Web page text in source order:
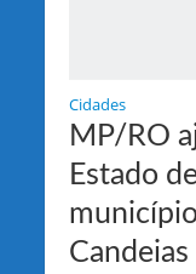
Cidades
MP/RO
Estado